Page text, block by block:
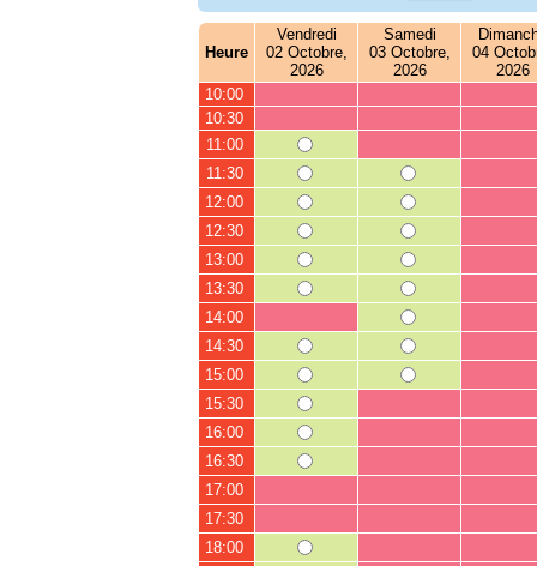
Heure
Vendredi
02 Octobre,
2026
Samedi
03 Octobre,
2026
04
2026
10:00
10:30
11:00
11:30
12:00
12:30
13:00
13:30
14:00
14:30
15:00
15:30
16:00
16:30
17:00
17:30
18:00